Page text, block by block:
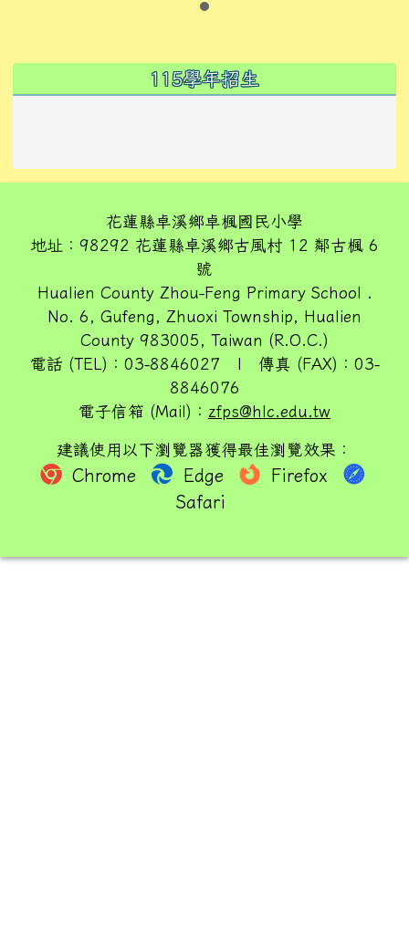
115學年招生
花蓮縣卓溪鄉卓楓國民小學
地址：98292 花蓮縣卓溪鄉古風村 12 鄰古楓 6
號
Hualien County Zhou-Feng Primary School .
No. 6, Gufeng, Zhuoxi Township, Hualien
County 983005, Taiwan (R.O.C.)
電話 (TEL)：03-8846027 | 傳真 (FAX)：03-
8846076
電子信箱 (Mail)： zfps@hlc.edu.tw
建議使用以下瀏覽器獲得最佳瀏覽效果：
Chrome Edge
Firefox
Safari